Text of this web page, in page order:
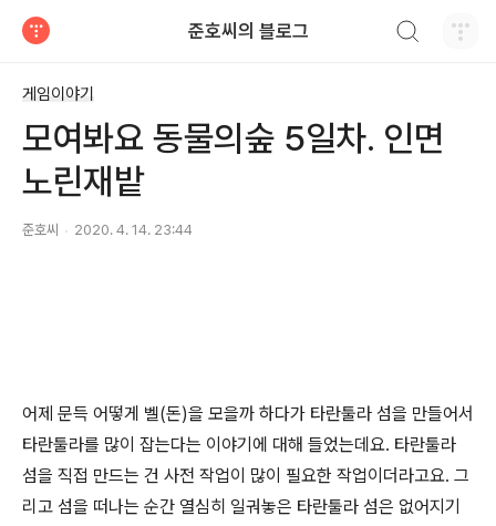
준호씨의 블로그
게임이야기
모여봐요 동물의숲 5일차. 인면
노린재밭
준호씨 2020. 4. 14. 23:44
어제 문득 어떻게 벨(돈)을 모을까 하다가 타란툴라 섬을 만들어서
타란툴라를 많이 잡는다는 이야기에 대해 들었는데요. 타란툴라
섬을 직접 만드는 건 사전 작업이 많이 필요한 작업이더라고요. 그
리고 섬을 떠나는 순간 열심히 일궈놓은 타란툴라 섬은 없어지기